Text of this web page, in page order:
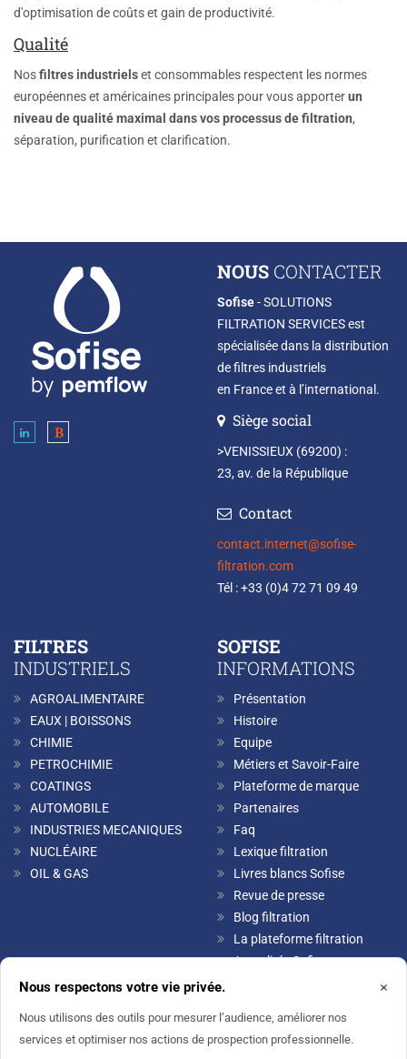
d'optimisation de coûts et gain de productivité.
Qualité
Nosfiltres industrielset consommables respectent les normes
européennes et américaines principales pour vous apporterun
niveau dequalité maximal dans vos processus de filtration,
séparation, purification et clarification.
NOUS CONTACTER
Sofise- SOLUTIONS
FILTRATION SERVICES est
spécialisée dans la distribution
de filtres industriels
en France et à l’international.
Siège social
>VENISSIEUX (69200) :
23, av. de la République
Contact
contact.internet@sofise-
filtration.com
Tél : +33 (0)4 72 71 09 49
FILTRES
INDUSTRIELS
AGROALIMENTAIRE
EAUX | BOISSONS
CHIMIE
PETROCHIMIE
COATINGS
AUTOMOBILE
INDUSTRIES MECANIQUES
NUCLÉAIRE
OIL & GAS
SOFISE
INFORMATIONS
Présentation
Histoire
Equipe
Métiers et Savoir-Faire
Plateforme de marque
Partenaires
Faq
Lexique filtration
Livres blancs Sofise
Revue de presse
Blog filtration
La plateforme filtration
Actualités Sofise
Mentions légales
Nous respectons votre vie privée. ×
Nous utilisons des outils pour mesurer l’audience, améliorer nos
services et optimiser nos actions de prospection professionnelle.